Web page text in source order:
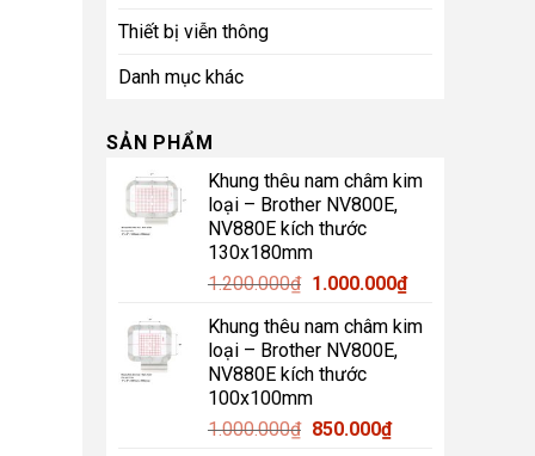
Thiết bị viễn thông
Danh mục khác
SẢN PHẨM
Khung thêu nam châm kim
loại – Brother NV800E,
NV880E kích thước
130x180mm
1.200.000₫ Giá
là:
1.200.000₫.
1.000.000₫Giá
tại
Khung thêu nam châm kim
loại – Brother NV800E,
NV880E kích thước
100x100mm
1.000.000₫ Giá
850.000₫Giá